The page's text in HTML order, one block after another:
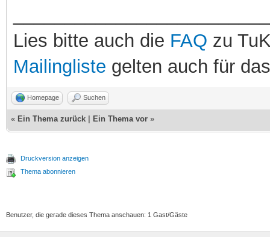
Lies bitte auch die FAQ zu
Mailingliste gelten auch für
Homepage Suchen
« Ein Thema zurück Ein Thema vor »
Druckversion anzeigen
Thema abonnieren
Benutzer, die gerade dieses Thema anschauen: 1 Gast/Gäste